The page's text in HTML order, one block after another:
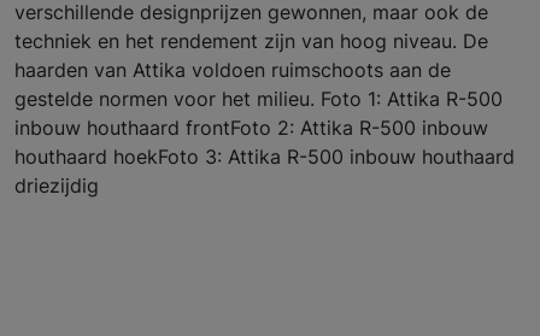
verschillende designprijzen gewonnen, maar ook de
techniek en het rendement zijn van hoog niveau. De
haarden van Attika voldoen ruimschoots aan de
gestelde normen voor het milieu. Foto 1: Attika R-500
inbouw houthaard frontFoto 2: Attika R-500 inbouw
houthaard hoekFoto 3: Attika R-500 inbouw houthaard
driezijdig